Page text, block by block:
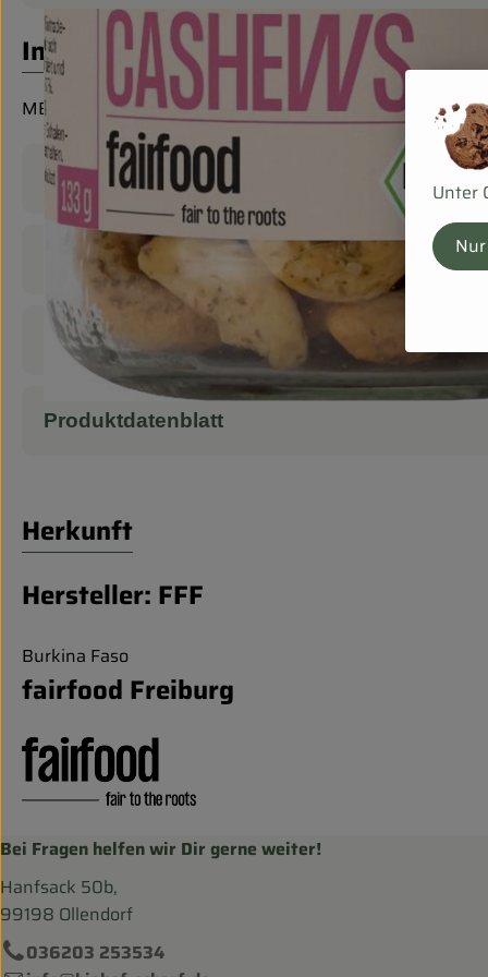
Info
MEHRWEG
Produktinformationen
Zutaten
Nährwert-Info
Produktdatenblatt
Herkunft
Hersteller: FFF
Burkina Faso
fairfood Freiburg
Bei Fragen helfen wir Dir gerne weiter!
Hanfsack 50b,
99198 Ollendorf
036203 253534
Unter